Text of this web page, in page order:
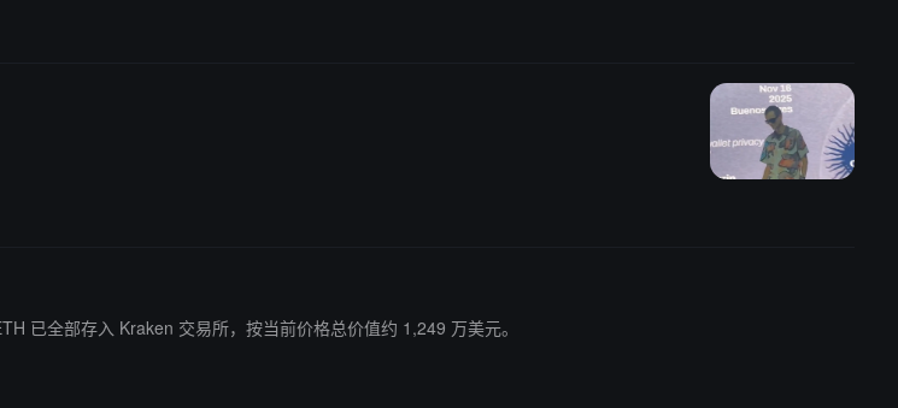
已全部存入 Kraken 交易所，按当前价格总价值约 1,249 万美元。